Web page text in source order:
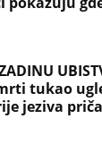
tukao
jeziva